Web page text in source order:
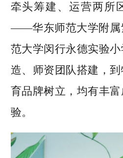
牵头筹建、运营两所
——华东师范大学附属
范大学闵行永德实验
造、师资团队搭建，
育品牌树立，均有丰
验。